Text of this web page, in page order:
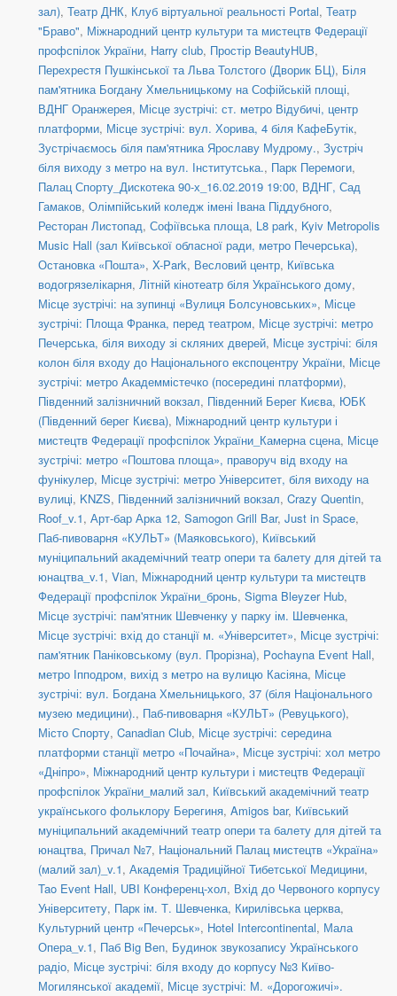
зал), Театр ДНК, Клуб віртуальної реальності Portal, Театр
"Браво", Міжнародний центр культури та мистецтв Федерації
профспілок України, Harry club, Простір BeautyHUB,
Перехрестя Пушкінської та Льва Толстого (Дворик БЦ), Біля
пам'ятника Богдану Хмельницькому на Софійській площі,
ВДНГ Оранжерея, Місце зустрічі: ст. метро Відубичі, центр
платформи, Місце зустрічі: вул. Хорива, 4 біля КафеБутік,
Зустрічаємось біля пам'ятника Ярославу Мудрому., Зустріч
біля виходу з метро на вул. Інститутська., Парк Перемоги,
Палац Спорту_Дискотека 90-х_16.02.2019 19:00, ВДНГ, Сад
Гамаков, Олімпійський коледж імені Івана Піддубного,
Ресторан Листопад, Софіївська площа, L8 park, Kyiv Metropolis
Music Hall (зал Київської обласної ради, метро Печерська),
Остановка «Пошта», X-Park, Весловий центр, Київська
водогрязелікарня, Літній кінотеатр біля Українського дому,
Місце зустрічі: на зупинці «Вулиця Болсуновських», Місце
зустрічі: Площа Франка, перед театром, Місце зустрічі: метро
Печерська, біля виходу зі скляних дверей, Місце зустрічі: біля
колон біля входу до Національного експоцентру України, Місце
зустрічі: метро Академмістечко (посередині платформи),
Південний залізничний вокзал, Південний Берег Києва, ЮБК
(Південний берег Києва), Міжнародний центр культури і
мистецтв Федерації профспілок України_Камерна сцена, Місце
зустрічі: метро «Поштова площа», праворуч від входу на
фунікулер, Місце зустрічі: метро Університет, біля виходу на
вулиці, KNZS, Південний залізничний вокзал, Crazy Quentin,
Roof_v.1, Арт-бар Арка 12, Samogon Grill Bar, Just in Space,
Паб-пивоварня «КУЛЬТ» (Маяковського), Київський
муніципальний академічний театр опери та балету для дітей та
юнацтва_v.1, Vian, Міжнародний центр культури та мистецтв
Федерації профспілок України_бронь, Sigma Bleyzer Hub,
Місце зустрічі: пам'ятник Шевченку у парку ім. Шевченка,
Місце зустрічі: вхід до станції м. «Університет», Місце зустрічі:
пам'ятник Паніковському (вул. Прорізна), Pochayna Event Hall,
метро Іпподром, вихід з метро на вулицю Касіяна, Місце
зустрічі: вул. Богдана Хмельницького, 37 (біля Національного
музею медицини)., Паб-пивоварня «КУЛЬТ» (Ревуцького),
Місто Спорту, Canadian Club, Місце зустрічі: середина
платформи станції метро «Почайна», Місце зустрічі: хол метро
«Дніпро», Міжнародний центр культури і мистецтв Федерації
профспілок України_малий зал, Київський академічний театр
українського фольклору Берегиня, Amigos bar, Київський
муніципальний академічний театр опери та балету для дітей та
юнацтва, Причал №7, Національний Палац мистецтв «Україна»
(малий зал)_v.1, Академія Традиційної Тибетської Медицини,
Tao Event Hall, UBI Конференц-хол, Вхід до Червоного корпусу
Університету, Парк ім. Т. Шевченка, Кирилівська церква,
Культурний центр «Печерськ», Hotel Intercontinental, Мала
Опера_v.1, Паб Big Ben, Будинок звукозапису Українського
радіо, Місце зустрічі: біля входу до корпусу №3 Київо-
Могилянської академії, Місце зустрічі: М. «Дорогожичі».